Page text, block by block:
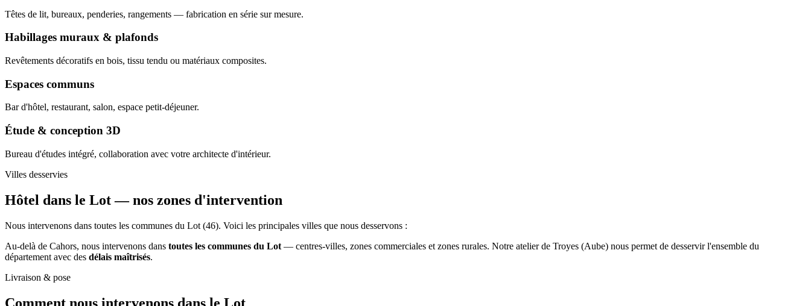
Têtes de lit, bureaux, penderies, rangements — fabrication en série sur mesure.
Habillages muraux & plafonds
Revêtements décoratifs en bois, tissu tendu ou matériaux composites.
Espaces communs
Bar d'hôtel, restaurant, salon, espace petit-déjeuner.
Étude & conception 3D
Bureau d'études intégré, collaboration avec votre architecte d'intérieur.
Villes desservies
Hôtel dans le Lot —nos zones d'intervention
Nous intervenons dans toutes les communes du Lot (46). Voici les principales villes que nous desservons :
Au-delà de Cahors, nous intervenons dans toutes les communes du Lot — centres-villes, zones commerciales et zones rurales. Notre atelier de Troyes (Aube) nous permet de desservir l'ensemble du
département avec des délais maîtrisés.
Livraison & pose
Comment nous intervenons dans le Lot